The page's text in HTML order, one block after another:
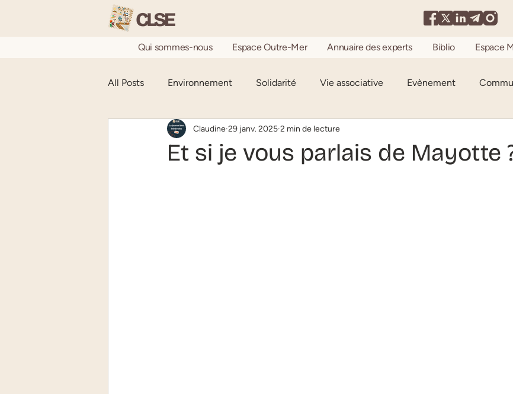
Qui sommes-nous Espace Outre-Mer Annuaire des experts Biblio Espace
All Posts Environnement Solidarité Vie associative Evènement
Le Journal des bénévoles Enquête de terrain
Et si je vous parlais de Mayotte
Claudine 29 janv. 2025 2 min de lecture